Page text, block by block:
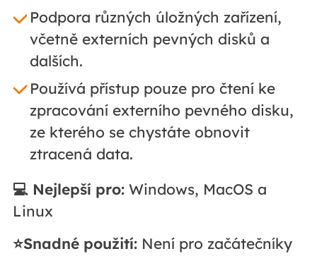
Podpora různých úložných zařízení,
včetně externích pevných disků a
dalších.
Používá přístup pouze pro čtení ke
zpracování externího pevného disku,
ze kterého se chystáte obnovit
ztracená data.
💻 Nejlepší pro:Windows, MacOS a
Linux
⭐Snadné použití:Není pro začátečníky